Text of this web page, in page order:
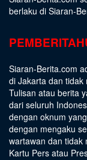
berlaku di Siaran-
Siaran-Berita.com
di Jakarta dan tidak
Tulisan atau berita
dari seluruh
dengan oknum
dengan mengaku
wartawan dan tidak
Kartu Pers atau